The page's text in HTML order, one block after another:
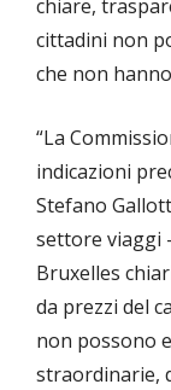
chiare,
cittadini non
che non
“La
indicazioni
Stefano
settore viaggi
Bruxelles
da prezzi del
non possono
straordinarie,